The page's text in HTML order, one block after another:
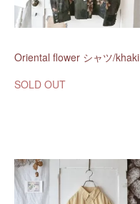
Oriental flower シャツ/khaki
SOLD OUT